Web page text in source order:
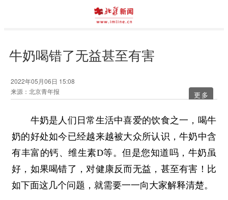
牛奶喝错了无益甚至有害
2022年05月06日 15:08
来源：北京青年报
更多
牛奶是人们日常生活中喜爱的饮食之一，喝牛
奶的好处如今已经越来越被大众所认识，牛奶中含
有丰富的钙、维生素D等。但是您知道吗，牛奶虽
好，如果喝错了，对健康反而无益，甚至有害！比
如下面这几个问题，就需要一一向大家解释清楚。